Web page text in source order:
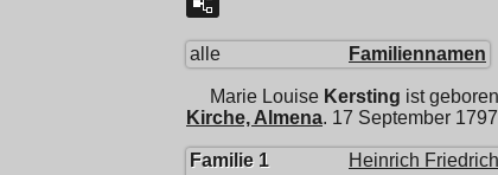
alle Familiennamen
Marie Louise Kersting ist
Kirche, Almena. 17 September
Familie 1 Heinrich Friedrich